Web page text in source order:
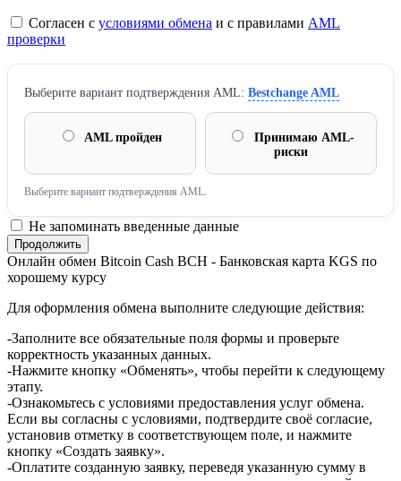
Согласен с условиями обмена и с правилами AML
проверки
Выберите вариант подтверждения AML: Bestchange AML
AML пройден
Принимаю AML-
риски
Выберите вариант подтверждения AML.
Не запоминать введенные данные
Онлайн обмен Bitcoin Cash BCH - Банковская карта KGS по
хорошему курсу
Для оформления обмена выполните следующие действия:
-Заполните все обязательные поля формы и проверьте
корректность указанных данных.
-Нажмите кнопку «Обменять», чтобы перейти к следующему
этапу.
-Ознакомьтесь с условиями предоставления услуг обмена.
Если вы согласны с условиями, подтвердите своё согласие,
установив отметку в соответствующем поле, и нажмите
кнопку «Создать заявку».
-Оплатите созданную заявку, переведя указанную сумму в